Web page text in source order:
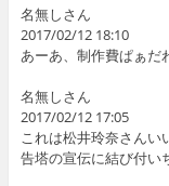
名無しさん
2017/02/12 18:10
あーあ、制作費ぱぁだ
名無しさん
2017/02/12 17:05
これは松井玲奈さんい
告塔の宣伝に結び付い